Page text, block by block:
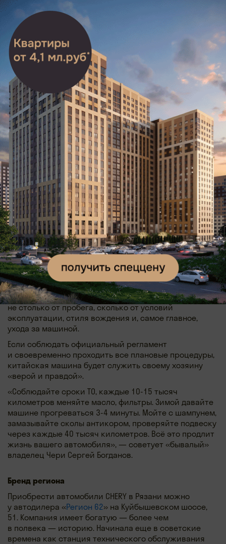
с конкретной «семёркой» характерно и для других
«членов семейства».
Кроме того, CHERY TIGGO 7 PRO/PRO MAX считается одним
из самых бюджетных в плане обслуживания
китайским автомобилем. Стоимость
техобслуживания оценивается примерно в 30 000
рублей в год Автозапчасти на машины
из Поднебесной остаются доступными, в отличие
от европейских, японских и корейских марок.
Не так страшен пробег, как его малюют
Стоит отметить, что состояние любого авто зависит
не столько от пробега, сколько от условий
эксплуатации, стиля вождения и, самое главное,
ухода за машиной.
Если соблюдать официальный регламент
и своевременно проходить все плановые процедуры,
китайская машина будет служить своему хозяину
«верой и правдой».
«Соблюдайте сроки ТО, каждые 10-15 тысяч
километров меняйте масло, фильтры. Зимой давайте
машине прогреваться 3-4 минуты. Мойте с шампунем,
замазывайте сколы антикором, проверяйте подвеску
через каждые 40 тысяч километров. Всё это продлит
жизнь вашего автомобиля», — советует «бывалый»
владелец Чери Сергей Богданов.
Бренд региона
Приобрести автомобили CHERY в Рязани можно
у автодилера «Регион 62» на Куйбышевском шоссе,
51. Компания имеет богатую — более чем
в полвека — историю. Начинала еще в советские
времена как станция технического обслуживания